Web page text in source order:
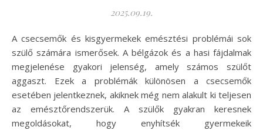
2025.09.19.
A csecsemők és kisgyermekek emésztési problémái sok
szülő számára ismerősek. A bélgázok és a hasi fájdalmak
megjelenése gyakori jelenség, amely számos szülőt
aggaszt. Ezek a problémák különösen a csecsemők
esetében jelentkeznek, akiknek még nem alakult ki teljesen
az emésztőrendszerük. A szülők gyakran keresnek
megoldásokat, hogy enyhítsék gyermekeik